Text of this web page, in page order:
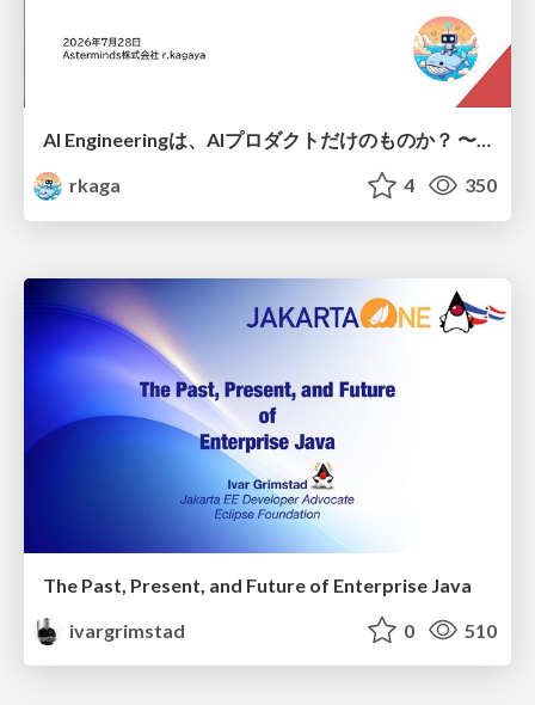
AI Engineeringは、AIプロダクトだけのものか？ 〜AIがソフトウェアを作る時代の新しい当たり前〜 / No AI in your product. AI Engineering in your development.
rkaga
4 350
The Past, Present, and Future of Enterprise Java
ivargrimstad
0 510